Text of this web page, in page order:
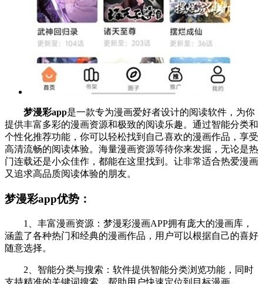
梦漫彩app是一款专为漫画爱好者设计的阅读软件，为你
提供丰富多彩的漫画资源和极致的阅读乐趣。通过智能分类和
个性化推荐功能，你可以轻松找到自己喜欢的漫画作品，享受
高清流畅的阅读体验。海量漫画资源等待你来发掘，无论是热
门连载还是小众佳作，都能在这里找到。让非常适合热爱漫画
又追求高品质阅读体验的朋友。
梦漫彩app优势：
1、丰富漫画资源：梦漫彩漫画APP拥有庞大的漫画库，
涵盖了各种热门和经典的漫画作品，用户可以根据自己的喜好
随意选择。
2、智能分类与搜索：软件提供智能分类浏览功能，同时
支持精准的关键词搜索，帮助用户快速定位到目标漫画。